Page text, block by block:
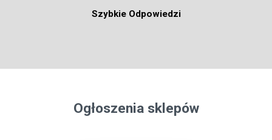
Szybkie Odpowiedzi
Ogłoszenia sklepów